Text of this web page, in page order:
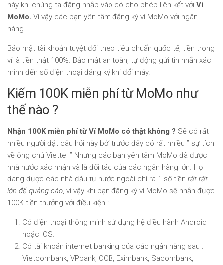
này khi chúng ta đăng nhập vào có cho phép liên kết với Ví
MoMo. Vì vậy các bạn yên tâm đắng ký ví MoMo với ngân
hàng.
Bảo mật tài khoản tuyệt đối theo tiêu chuẩn quốc tế, tiền trong
ví là tiền thật 100%. Bảo mật an toàn, tự động gửi tin nhắn xác
minh đến số điện thoại đăng ký khi đổi máy.
Kiếm 100K miễn phí từ MoMo như
thế nào ?
Nhận 100K miễn phí từ Ví MoMo có thật không ? Sẽ có rất
nhiều người đặt câu hỏi này bởi trước đây có rất nhiều ” sự tích
về ông chú Viettel ” Nhưng các bạn yên tâm MoMo đã được
nhà nước xác nhận và là đối tác của các ngân hàng lớn. Họ
đang được các nhà đầu tư nước ngoài chi ra 1 số tiền rất rất
lớn để quảng cáo, vì vậy khi bạn đăng ký ví MoMo sẽ nhận được
100K tiền thưởng với điều kiện :
Có điện thoại thông minh sử dụng hệ điều hành Android
hoặc IOS.
Có tài khoản internet banking của các ngân hàng sau :
Vietcombank, VPbank, OCB, Eximbank, Sacombank,